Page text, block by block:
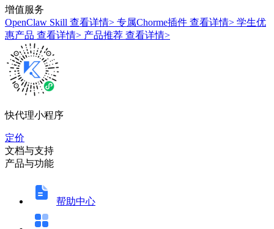
增值服务
OpenClaw Skill 查看详情> 专属Chorme插件 查看详情> 学生优
惠产品 查看详情> 产品推荐 查看详情>
快代理小程序
定价
文档与支持
产品与功能
帮助中心